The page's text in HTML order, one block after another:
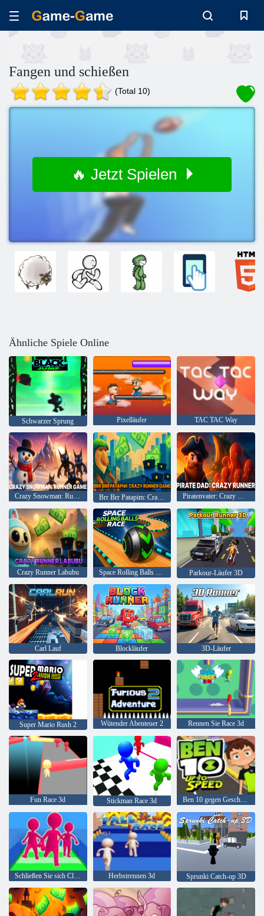
Fangen und schießen
(Total 10)
🔥 Jetzt Spielen
Ähnliche Spiele Online
Schwarzer Sprung Pixelläufer TAC TAC Way
Crazy Snowman: Runner-Spiel Brr Brr Patapim: Crazy Runner-Spiel Piratenvater: Crazy Runner
Crazy Runner Labubu Space Rolling Balls Race Parkour-Läufer 3D
Carl Lauf Blockläufer 3D-Läufer
Super Mario Rush 2 Wütender Abenteuer 2 Rennen Sie Race 3d
Fun Race 3d Stickman Race 3d Ben 10 gegen Geschwindigkeit
Schließen Sie sich Clash 3D an Herbstrennen 3d Sprunki Catch-up 3D